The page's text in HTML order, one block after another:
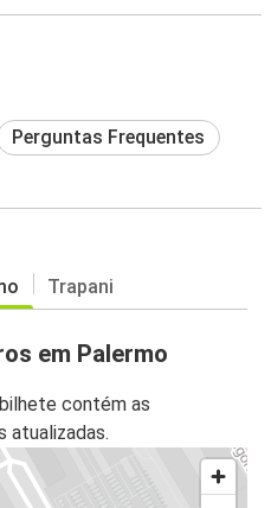
Perguntas Frequentes
Trapani
em Palermo
contém as
atualizadas.